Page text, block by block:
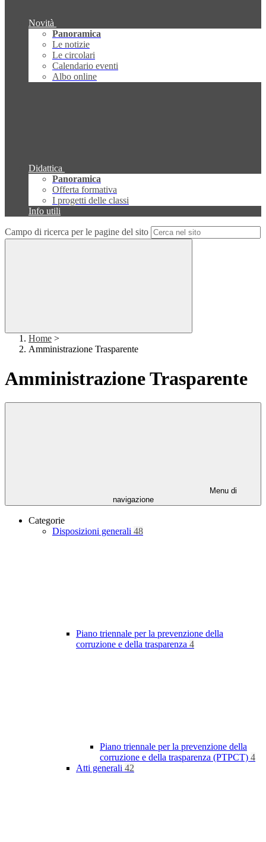
Novità
Panoramica
Le notizie
Le circolari
Calendario eventi
Albo online
Didattica
Panoramica
Offerta formativa
I progetti delle classi
Info utili
Campo di ricerca per le pagine del sito
Home >
Amministrazione Trasparente
Amministrazione Trasparente
Menu di
navigazione
Categorie
Disposizioni generali 48
Piano triennale per la prevenzione della
corruzione e della trasparenza 4
Piano triennale per la prevenzione della
corruzione e della trasparenza (PTPCT) 4
Atti generali 42